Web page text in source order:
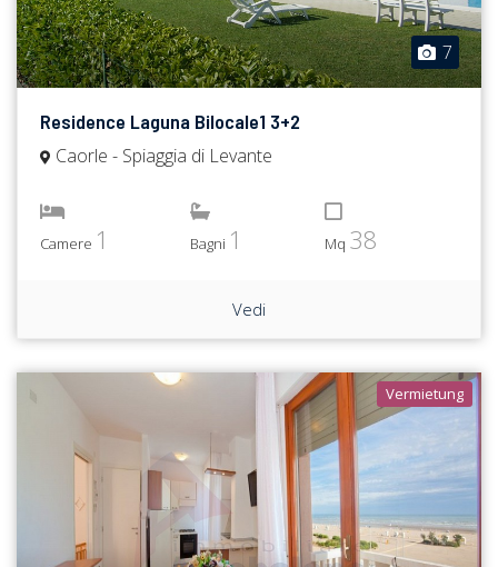
7
Residence Laguna Bilocale1 3+2
Caorle - Spiaggia di Levante
Camere 1 Bagni 1 Mq 38
Vedi
Vermietung